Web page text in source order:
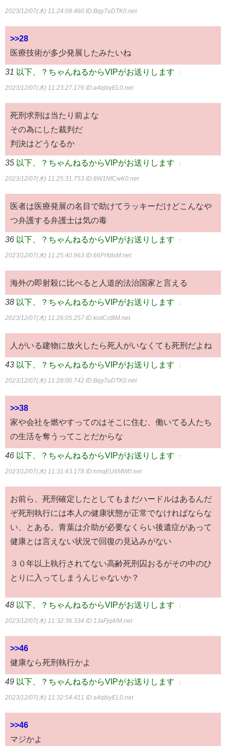
2023/12/07(木) 11:24:08.460 ID:Bqy7uDTK0.net
>>28
医療技術が多少発展したみたいね
31 以下、？ちゃんねるからVIPがお送りします ：
2023/12/07(木) 11:23:27.176 ID:a4qbiyEL0.net
死刑求刑は当たり前よな
その為にした裁判だ
判決はどうなるか
35 以下、？ちゃんねるからVIPがお送りします ：
2023/12/07(木) 11:25:31.753 ID:8W1NfCwK0.net
医者は医療発展の名目で助けてラッキーだけどこんなや
つ弁護する弁護士は気の毒
36 以下、？ちゃんねるからVIPがお送りします ：
2023/12/07(木) 11:25:40.963 ID:66PrfdIsM.net
海外の即射殺に比べると人道的法治国家と言える
38 以下、？ちゃんねるからVIPがお送りします ：
2023/12/07(木) 11:26:05.257 ID:kistCct8M.net
人がいる建物に放火したら死人がいなくても死刑だよね
43 以下、？ちゃんねるからVIPがお送りします ：
2023/12/07(木) 11:28:00.742 ID:Bqy7uDTK0.net
>>38
家や会社を燃やすってのはそこに住む、働いてる人たち
の生活を奪うってことだからな
46 以下、？ちゃんねるからVIPがお送りします ：
2023/12/07(木) 11:31:43.178 ID:nmqEU6MW0.net
お前ら、死刑確定したとしてもまだハードルはあるんだ
ぞ死刑執行には本人の健康状態が正常でなければならな
い、とある。青葉は介助が必要なくらい後遺症があって
健康とは言えない状況で回復の見込みがない
３０年以上執行されてない高齢死刑囚おるがその中のひ
とりに入ってしまうんじゃないか？
48 以下、？ちゃんねるからVIPがお送りします ：
2023/12/07(木) 11:32:36.334 ID:1JaFjq4/M.net
>>46
健康なら死刑執行かよ
49 以下、？ちゃんねるからVIPがお送りします ：
2023/12/07(木) 11:32:54.411 ID:a4qbiyEL0.net
>>46
マジかよ